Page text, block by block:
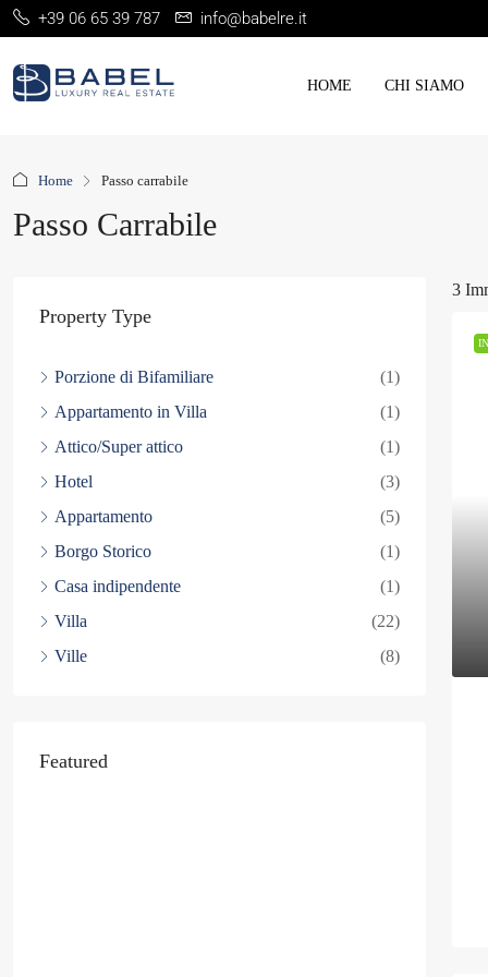
+39 06 65 39 787 info@babelre.it
HOME CHI SIAMO
Home Passo carrabile
Passo Carrabile
3
Property Type
Porzione di Bifamiliare
(1)
Appartamento in Villa
(1)
Attico/Super attico
(1)
Hotel
(3)
Appartamento
(5)
Borgo Storico
(1)
Casa indipendente
(1)
Villa
(22)
Ville
(8)
Featured